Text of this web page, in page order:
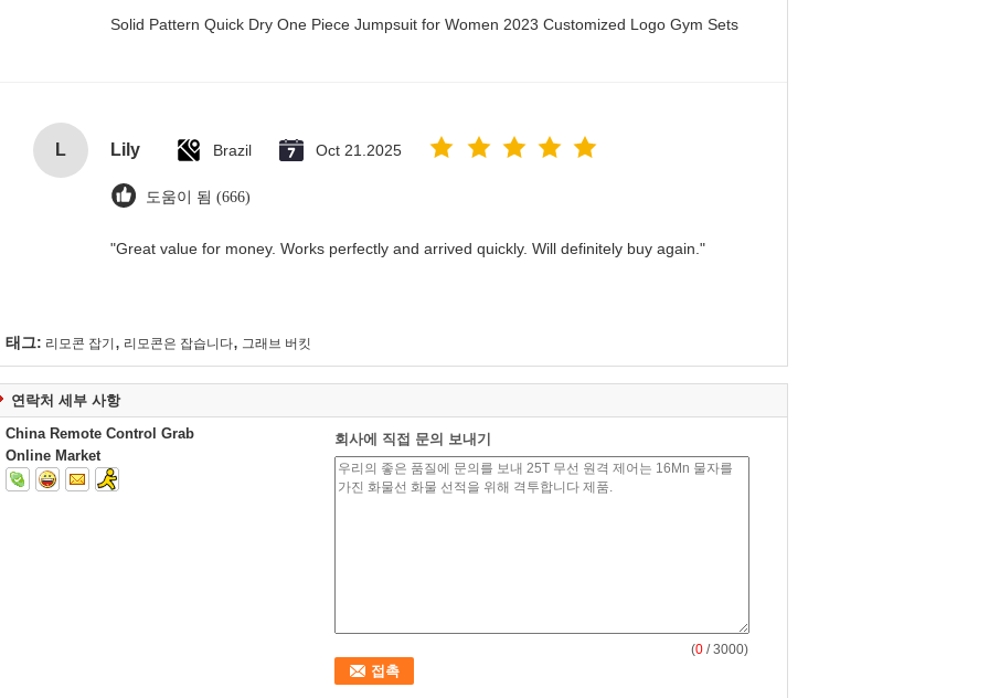
Solid Pattern Quick Dry One Piece Jumpsuit for Women 2023 Customized Logo Gym Sets
L Lily Brazil Oct 21.2025
도움이 됨 (666)
"Great value for money. Works perfectly and arrived quickly. Will definitely buy again."
태그: 리모콘 잡기 , 리모콘은 잡습니다, 그래브 버킷
연락처 세부 사항
China Remote Control Grab
Online Market
회사에 직접 문의 보내기
(0 / 3000)